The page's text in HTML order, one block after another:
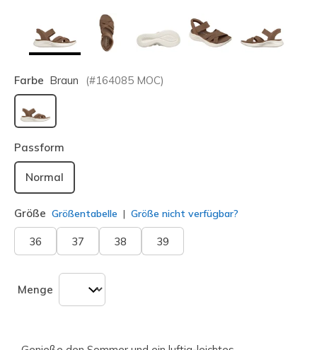
Farbe Braun (#164085 MOC)
ausgewählt
Passform
Normal
Größe Größentabelle Größe nicht verfügbar?
36 37 38 39
Menge